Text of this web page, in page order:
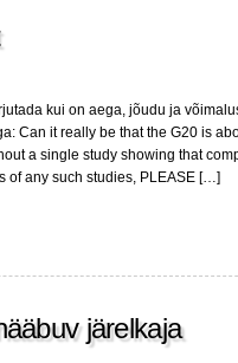
kui on aega, jõudu ja
Can it really be that the G20 is
a single study showing that
of any such studies, PLEASE […]
järelkaja